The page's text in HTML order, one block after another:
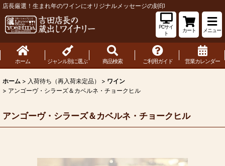
店長厳選！生まれ年のワインにオリジナルメッセージの刻印
PCサイ
ト
カート メニュー
ホーム ジャンル別に選ぶ 商品検索 ご利用ガイド 営業カレンダー
ホーム > 入荷待ち（再入荷未定品） > ワイン
> アンゴーヴ・シラーズ＆カベルネ・チョークヒル
アンゴーヴ・シラーズ＆カベルネ・チョークヒル